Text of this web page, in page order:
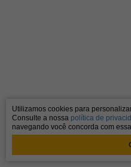
Utilizamos cookies para
Consulte a nossa política de
navegando você concorda com